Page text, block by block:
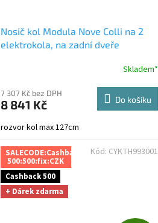
Nosič kol Modula Nove Colli na 2
elektrokola, na zadní dveře
Skladem*
7 307 Kč bez DPH
8 841 Kč Do košíku
rozvor kol max 127cm
SALECODE:Cashback
500:500:fix:CZK
Cashback 500
+ Dárek zdarma
Kód: CYKTH993001